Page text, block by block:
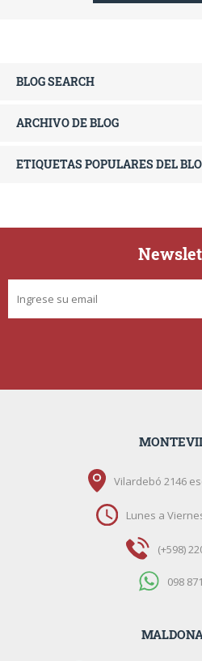
BLOG SEARCH
ARCHIVO DE BLOG
ETIQUETAS POPULARES DEL
Vilardebó 2146
Lunes a
(+598)
098